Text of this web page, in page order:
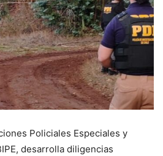
Policiales Especiales y
desarrolla diligencias